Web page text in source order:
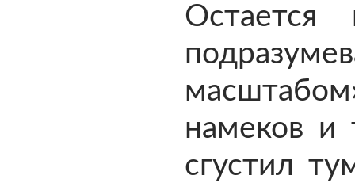
намеков и
сгустил